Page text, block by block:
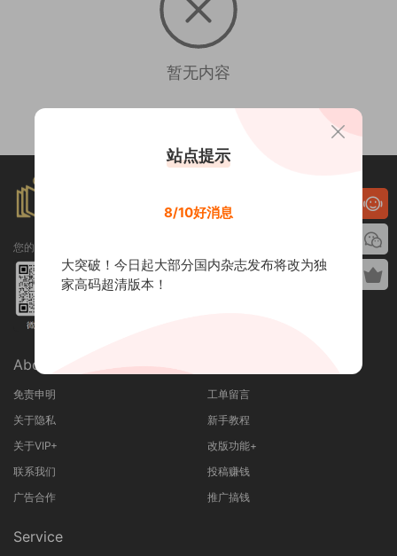
暂无内容
您的专属订制阅读库！
About Us
免责申明
关于隐私
关于VIP+
联系我们
广告合作
工单留言
新手教程
改版功能+
投稿赚钱
推广搞钱
Service
站点提示
8/10好消息
大突破！今日起大部分国内杂志发布将改为独
家高码超清版本！